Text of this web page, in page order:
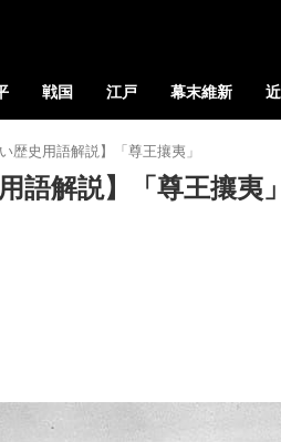
戦国 江戸 幕末維新
い歴史用語解説】「尊王攘夷」
語解説】「尊王攘夷」